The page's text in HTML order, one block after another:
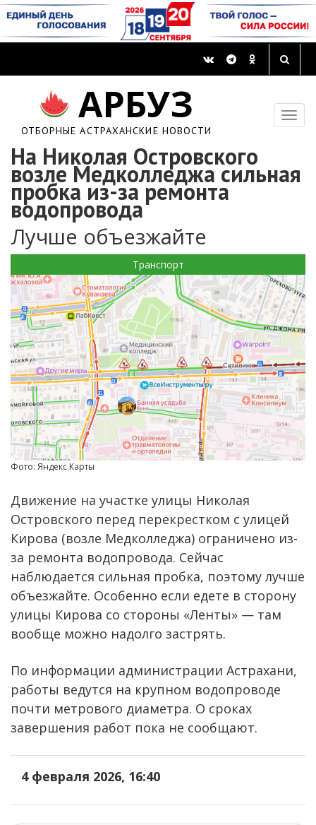
АРБУЗ
ОТБОРНЫЕ АСТРАХАНСКИЕ НОВОСТИ
На Николая Островского
возле Медколледжа сильная
пробка из-за ремонта
водопровода
Лучше объезжайте
Транспорт
Фото: Яндекс.Карты
Движение на участке улицы Николая
Островского перед перекрестком с улицей
Кирова (возле Медколледжа) ограничено из-
за ремонта водопровода. Сейчас
наблюдается сильная пробка, поэтому лучше
объезжайте. Особенно если едете в сторону
улицы Кирова со стороны «Ленты» — там
вообще можно надолго застрять.
По информации администрации Астрахани,
работы ведутся на крупном водопроводе
почти метрового диаметра. О сроках
завершения работ пока не сообщают.
4 февраля 2026, 16:40